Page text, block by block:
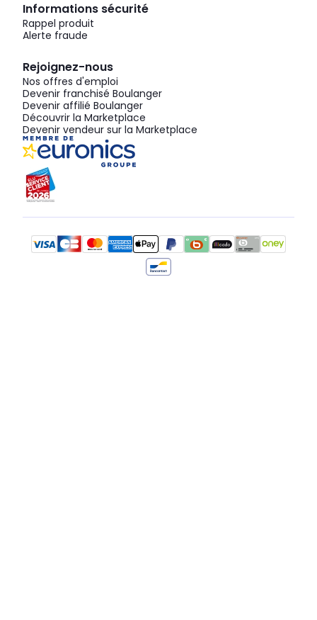
Informations sécurité
Rappel produit
Alerte fraude
Rejoignez-nous
Nos offres d'emploi
Devenir franchisé Boulanger
Devenir affilié Boulanger
Découvrir la Marketplace
Devenir vendeur sur la Marketplace